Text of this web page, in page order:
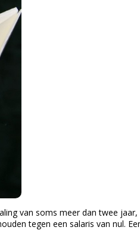
van soms meer dan twee
tegen een salaris van nul.